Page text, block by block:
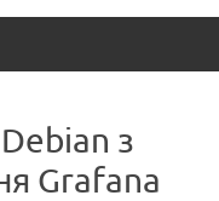
з
Grafana